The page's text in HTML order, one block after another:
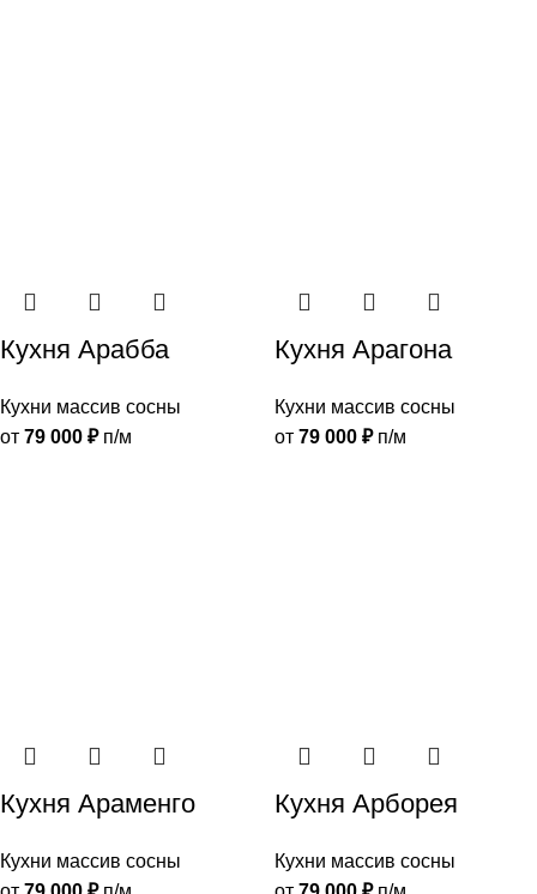
Кухня Арабба
Кухни массив сосны
от 79 000 ₽п/м
Кухня Арагона
Кухни массив сосны
от 79 000 ₽п/м
Кухня Араменго
Кухни массив сосны
Кухня Арборея
Кухни массив сосны